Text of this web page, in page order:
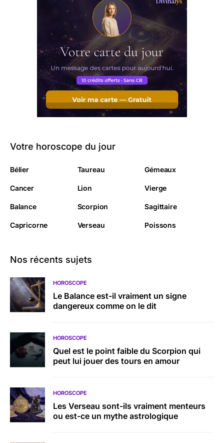
Votre horoscope du jour
Bélier Taureau Gémeaux
Cancer Lion Vierge
Balance Scorpion Sagittaire
Capricorne Verseau Poissons
Nos récents sujets
HOROSCOPE
Le Balance est-il vraiment un signe
dangereux comme on le dit
HOROSCOPE
Quel est le point faible du Scorpion qui
peut lui jouer des tours en amour
HOROSCOPE
Les Verseau sont-ils vraiment menteurs
ou est-ce un mythe astrologique